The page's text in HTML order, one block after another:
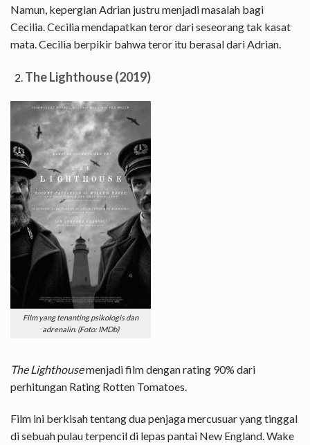
Namun, kepergian Adrian justru menjadi masalah bagi
Cecilia. Cecilia mendapatkan teror dari seseorang tak kasat
mata. Cecilia berpikir bahwa teror itu berasal dari Adrian.
The Lighthouse (2019)
Film yang tenanting psikologis dan
adrenalin. (Foto: IMDb)
The Lighthousemenjadi film dengan rating 90% dari
perhitungan Rating Rotten Tomatoes.
Film ini berkisah tentang dua penjaga mercusuar yang tinggal
di sebuah pulau terpencil di lepas pantai New England. Wake